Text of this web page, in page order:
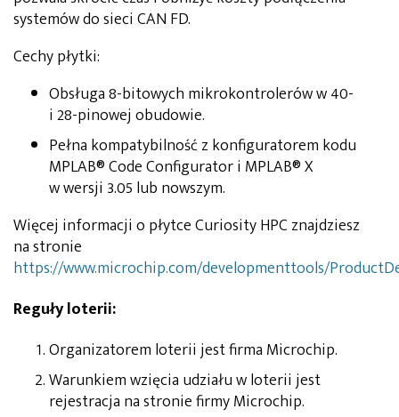
systemów do sieci CAN FD.
Cechy płytki:
Obsługa 8-bitowych mikrokontrolerów w 40-
i 28-pinowej obudowie.
Pełna kompatybilność z konfiguratorem kodu
MPLAB® Code Configurator i MPLAB® X
w wersji 3.05 lub nowszym.
Więcej informacji o płytce Curiosity HPC znajdziesz
na stronie
https://www.microchip.com/developmenttools/
Reguły loterii:
Organizatorem loterii jest firma Microchip.
Warunkiem wzięcia udziału w loterii jest
rejestracja na stronie firmy Microchip.